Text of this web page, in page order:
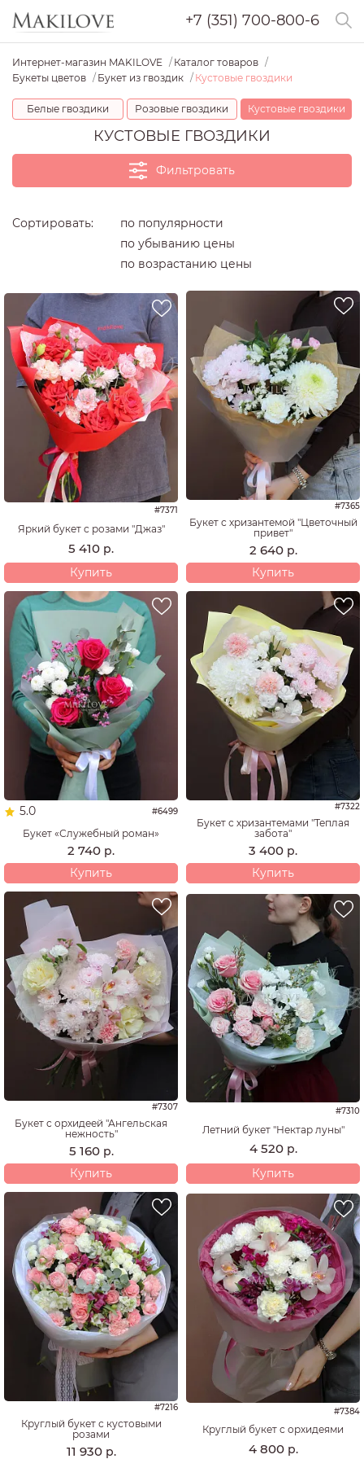
+7 (351) 700-800-6
Интернет-магазин MAKILOVE
Каталог товаров
Букеты цветов
Букет из гвоздик Кустовые гвоздики
Белые гвоздики Розовые гвоздики Кустовые гвоздики
КУСТОВЫЕ ГВОЗДИКИ
Фильтровать
Повод
выразить внимание
люблю ее
на День рождения
просто так
хочу извиниться
хочу удивить
Кому
коллеге
маме
семье
Сортировать:
по популярности
по убыванию цены
по возрастанию цены
#7371
Яркий букет с розами "Джаз"
5 410 р.
Купить
#7365
Букет с хризантемой "Цветочный
привет"
2 640 р.
Купить
5.0 #6499
Букет «Служебный роман»
2 740 р.
Купить
#7322
Букет с хризантемами "Теплая
забота"
3 400 р.
Купить
#7307
Букет с орхидеей "Ангельская
нежность"
5 160 р.
Купить
#7310
Летний букет "Нектар луны"
4 520 р.
Купить
#7216
Круглый букет с кустовыми
розами
11 930 р.
#7384
Круглый букет с орхидеями
4 800 р.